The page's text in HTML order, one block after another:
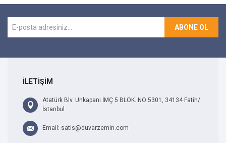
ABONE OL
İLETİŞİM
Atatürk Blv. Unkapanı İMÇ 5 BLOK. NO:5301, 34134 Fatih/
İstanbul
Email: satis@duvarzemin.com